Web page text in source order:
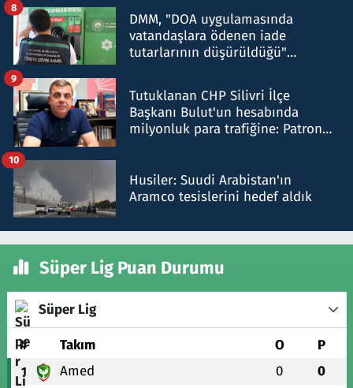
DMM, "DOA uygulamasında
vatandaşlara ödenen iade
tutarlarının düşürüldüğü"
8
Tutuklanan CHP Silivri İlçe
Başkanı Bulut'un hesabında
milyonluk para trafiğine: Patron
9
Husiler: Suudi Arabistan'ın
Aramco tesislerini hedef aldık
10
Süper Lig Puan Durumu
Süper Lig
# Takım O P
1 Amed 0 0